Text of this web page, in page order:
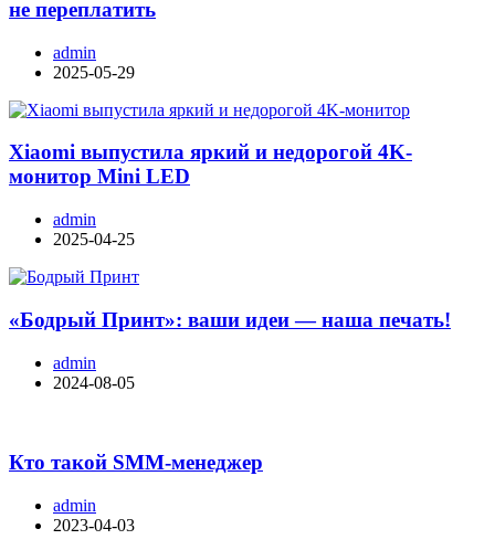
не переплатить
admin
2025-05-29
Xiaomi выпустила яркий и недорогой 4K-
монитор Mini LED
admin
2025-04-25
«Бодрый Принт»: ваши идеи — наша печать!
admin
2024-08-05
Кто такой SMM-менеджер
admin
2023-04-03